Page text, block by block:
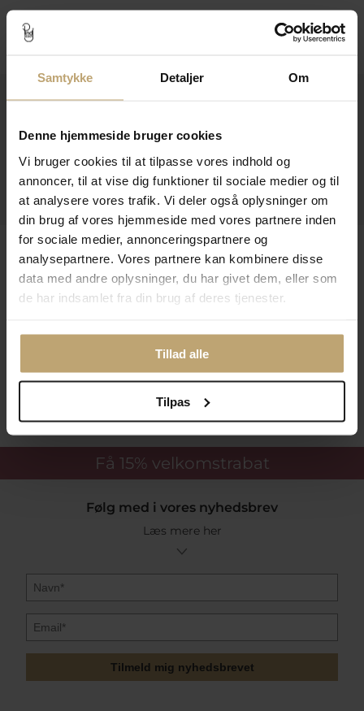
Samtykke Detaljer Om
Denne hjemmeside bruger cookies
Vi bruger cookies til at tilpasse vores indhold og
annoncer, til at vise dig funktioner til sociale medier og til
at analysere vores trafik. Vi deler også oplysninger om
din brug af vores hjemmeside med vores partnere inden
for sociale medier, annonceringspartnere og
analysepartnere. Vores partnere kan kombinere disse
data med andre oplysninger, du har givet dem, eller som
de har indsamlet fra din brug af deres tjenester.
Tillad alle
Tilpas
Kontakt
Åbningstider I Butikken
Information
Praktiske Sider
Leveringsmuligheder
Sikker Og Tryg E-Handel
Få 15% velkomstrabat
Følg med i vores nyhedsbrev
Læs mere her
Tilmeld mig nyhedsbrevet